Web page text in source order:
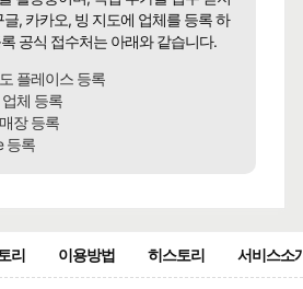
, 카카오, 빙 지도에 업체를 등록 하
공식 접수처는 아래와 같습니다.
플레이스 등록
체 등록
장 등록
등록
리 이용방법 히스토리 서비스소